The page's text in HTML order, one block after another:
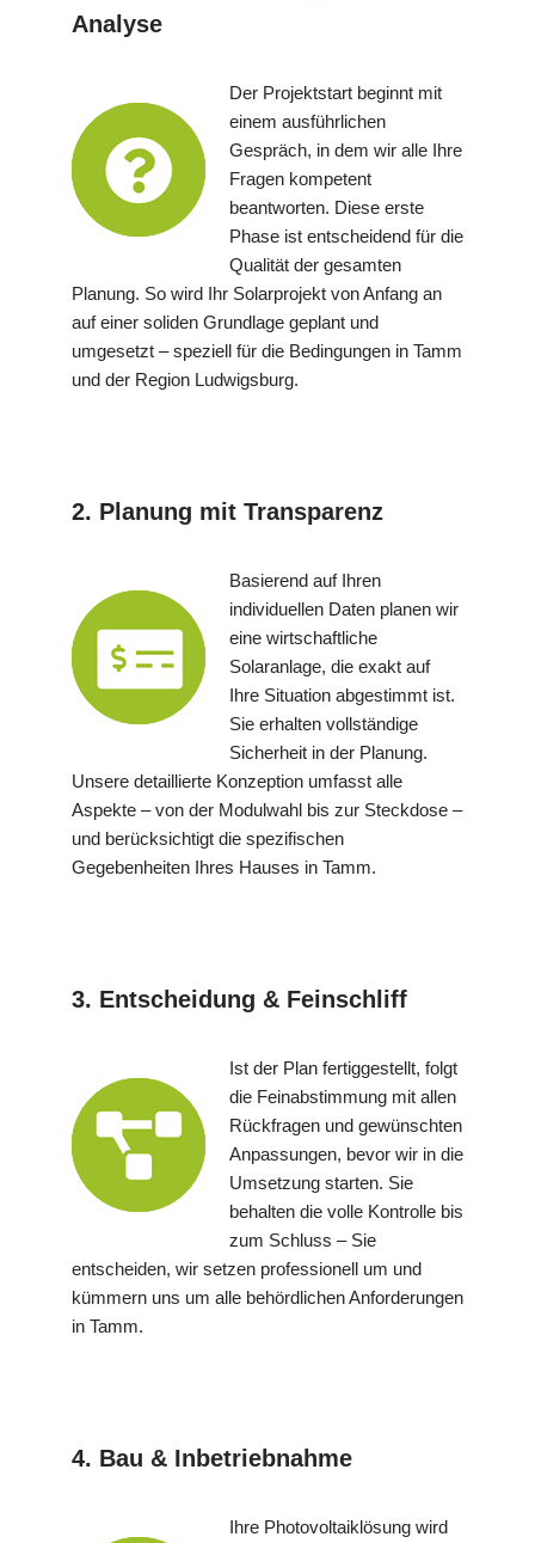
Analyse
Der Projektstart beginnt mit
einem ausführlichen
Gespräch, in dem wir alle Ihre
Fragen kompetent
beantworten. Diese erste
Phase ist entscheidend für die
Qualität der gesamten
Planung. So wird Ihr Solarprojekt von Anfang an
auf einer soliden Grundlage geplant und
umgesetzt – speziell für die Bedingungen in Tamm
und der Region Ludwigsburg.
2. Planung mit Transparenz
Basierend auf Ihren
individuellen Daten planen wir
eine wirtschaftliche
Solaranlage, die exakt auf
Ihre Situation abgestimmt ist.
Sie erhalten vollständige
Sicherheit in der Planung.
Unsere detaillierte Konzeption umfasst alle
Aspekte – von der Modulwahl bis zur Steckdose –
und berücksichtigt die spezifischen
Gegebenheiten Ihres Hauses in Tamm.
3. Entscheidung & Feinschliff
Ist der Plan fertiggestellt, folgt
die Feinabstimmung mit allen
Rückfragen und gewünschten
Anpassungen, bevor wir in die
Umsetzung starten. Sie
behalten die volle Kontrolle bis
zum Schluss – Sie
entscheiden, wir setzen professionell um und
kümmern uns um alle behördlichen Anforderungen
in Tamm.
4. Bau & Inbetriebnahme
Ihre Photovoltaiklösung wird